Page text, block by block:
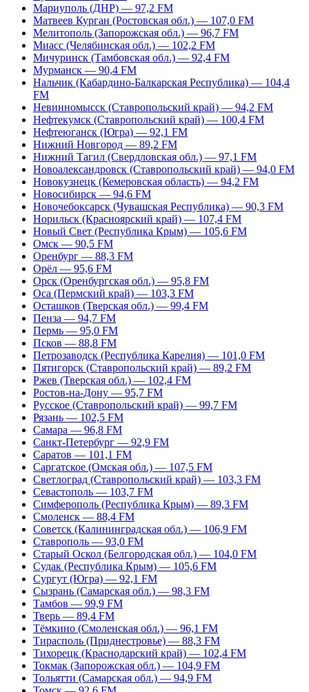
Мариуполь (ДНР) — 97,2 FM
Матвеев Курган (Ростовская обл.) — 107,0 FM
Мелитополь (Запорожская обл.) — 96,7 FM
Миасс (Челябинская обл.) — 102,2 FM
Мичуринск (Тамбовская обл.) — 92,4 FM
Мурманск — 90,4 FM
Нальчик (Кабардино-Балкарская Республика) — 104,4
FM
Невинномысск (Ставропольский край) — 94,2 FM
Нефтекумск (Ставропольский край) — 100,4 FM
Нефтеюганск (Югра) — 92,1 FM
Нижний Новгород — 89,2 FM
Нижний Тагил (Свердловская обл.) — 97,1 FM
Новоалександровск (Ставропольский край) — 94,0 FM
Новокузнецк (Кемеровская область) — 94,2 FM
Новосибирск — 94,6 FM
Новочебоксарск (Чувашская Республика) — 90,3 FM
Норильск (Красноярский край) — 107,4 FM
Новый Свет (Республика Крым) — 105,6 FM
Омск — 90,5 FM
Оренбург — 88,3 FM
Орёл — 95,6 FM
Орск (Оренбургская обл.) — 95,8 FM
Оса (Пермский край) — 103,3 FM
Осташков (Тверская обл.) — 99,4 FM
Пенза — 94,7 FM
Пермь — 95,0 FM
Псков — 88,8 FM
Петрозаводск (Республика Карелия) — 101,0 FM
Пятигорск (Ставропольский край) — 89,2 FM
Ржев (Тверская обл.) — 102,4 FM
Ростов-на-Дону — 95,7 FM
Русское (Ставропольский край) — 99,7 FM
Рязань — 102,5 FM
Самара — 96,8 FM
Санкт-Петербург — 92,9 FM
Саратов — 101,1 FM
Саргатское (Омская обл.) — 107,5 FM
Светлоград (Ставропольский край) — 103,3 FM
Севастополь — 103,7 FM
Симферополь (Республика Крым) — 89,3 FM
Смоленск — 88,4 FM
Советск (Калининградская обл.) — 106,9 FM
Ставрополь — 93,0 FM
Старый Оскол (Белгородская обл.) — 104,0 FM
Судак (Республика Крым) — 105,6 FM
Сургут (Югра) — 92,1 FM
Сызрань (Самарская обл.) — 98,3 FM
Тамбов — 99,9 FM
Тверь — 89,4 FM
Тёмкино (Смоленская обл.) — 96,1 FM
Тирасполь (Приднестровье) — 88,3 FM
Тихорецк (Краснодарский край) — 102,4 FM
Токмак (Запорожская обл.) — 104,9 FM
Тольятти (Самарская обл.) — 94,9 FM